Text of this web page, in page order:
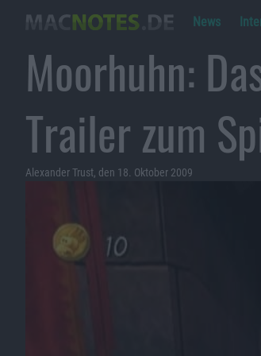
News
Moorhuhn:
Trailer zum
Alexander Trust, den 18. Oktober 2009